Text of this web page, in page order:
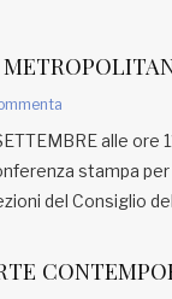
alle
stampa
del Consiglio